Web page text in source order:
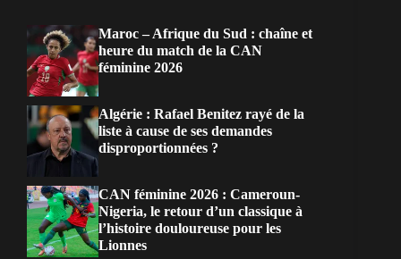
Maroc – Afrique du Sud : chaîne et
heure du match de la CAN
féminine 2026
Algérie : Rafael Benitez rayé de la
liste à cause de ses demandes
disproportionnées ?
CAN féminine 2026 : Cameroun-
Nigeria, le retour d’un classique à
l’histoire douloureuse pour les
Lionnes